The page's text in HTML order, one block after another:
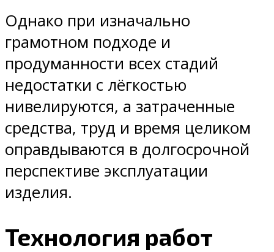
Однако при изначально
грамотном подходе и
продуманности всех стадий
недостатки с лёгкостью
нивелируются, а затраченные
средства, труд и время целиком
оправдываются в долгосрочной
перспективе эксплуатации
изделия.
Технология работ